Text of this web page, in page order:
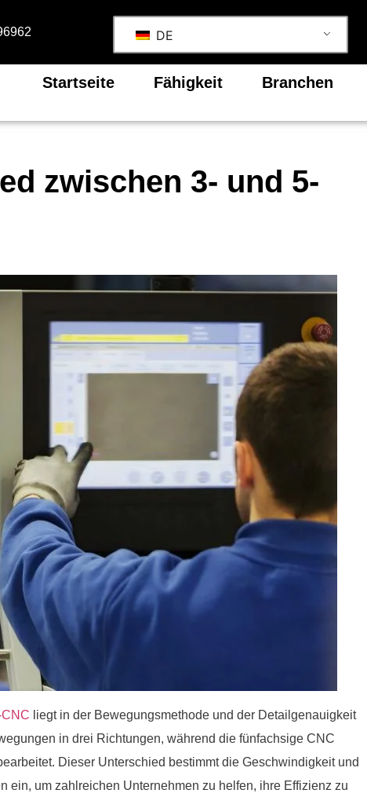
DE
Startseite Fähigkeit Branchen
zwischen 3- und 5-
liegt in der Bewegungsmethode und der Detailgenauigkeit
in drei Richtungen, während die fünfachsige CNC
Dieser Unterschied bestimmt die Geschwindigkeit und
ein, um zahlreichen Unternehmen zu helfen, ihre Effizienz zu